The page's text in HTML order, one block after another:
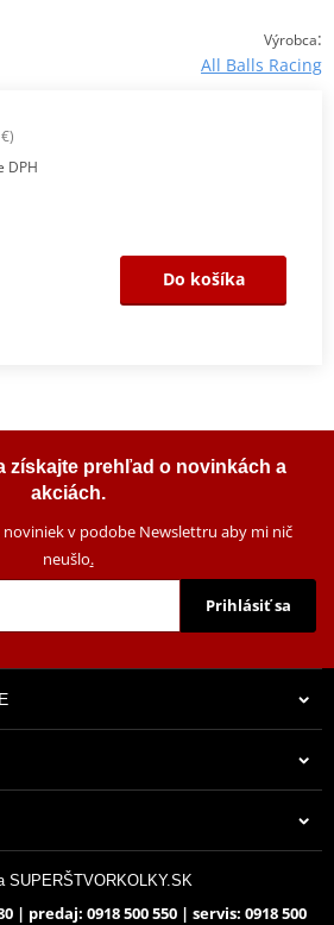
Výrobca:
All Balls Racing
DPH
Do košíka
získajte prehľad o novinkách a
akciách.
noviniek v podobe Newslettru aby mi nič
neušlo.
Prihlásiť sa
SUPERŠTVORKOLKY.SK
| predaj: 0918 500 550 | servis: 0918 500